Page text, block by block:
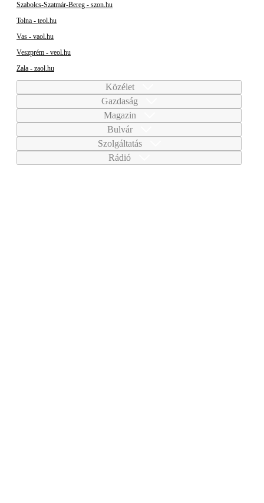
Szabolcs-Szatmár-Bereg - szon.hu
Tolna - teol.hu
Vas - vaol.hu
Veszprém - veol.hu
Zala - zaol.hu
Közélet
Gazdaság
Magazin
Bulvár
Szolgáltatás
Rádió